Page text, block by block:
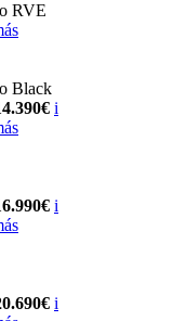
RVE
Black
i
i
i